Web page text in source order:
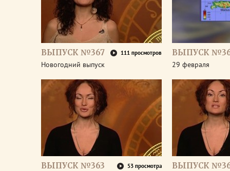
ВЫПУСК №367 111 просмотров
Новогодний выпуск
ВЫПУСК
29 февраля
ВЫПУСК №363 53 просмотра ВЫПУСК